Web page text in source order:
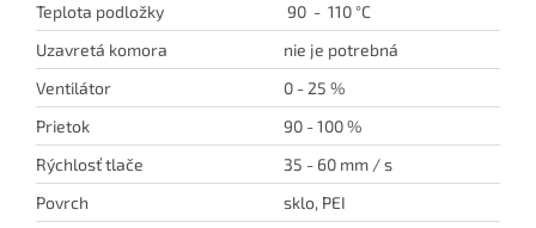
Teplota podložky
90 - 110 °C
Uzavretá komora
nie je potrebná
Ventilátor
0 - 25 %
Prietok
90 - 100 %
Rýchlosť tlače
35 - 60 mm / s
Povrch
sklo, PEI